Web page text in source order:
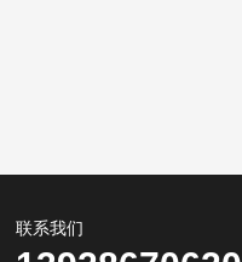
联系我们